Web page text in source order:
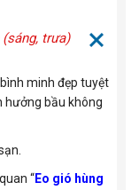
(sáng, trưa)
minh đẹp tuyệt
hưởng bầu không
“Eo gió hùng